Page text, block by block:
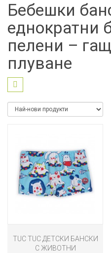
Бебешки
еднократни
пелени –
плуване
TUC TUC ДЕТСКИ БАНСКИ
С ЖИВОТНИ